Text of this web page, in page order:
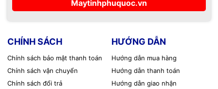
Maytinhphuquoc.vn
CHÍNH SÁCH
Chính sách bảo mật thanh toán
Chính sách vận chuyển
Chính sách đổi trả
HƯỚNG DẪN
Hướng dẫn mua hàng
Hướng dẫn thanh toán
Hướng dẫn giao nhận